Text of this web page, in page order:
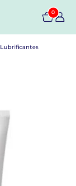
0
Lubrificantes